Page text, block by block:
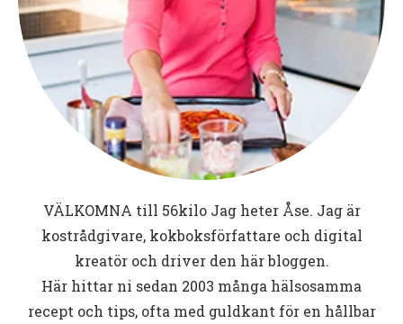
VÄLKOMNA till 56kiloJag heter Åse. Jag är
kostrådgivare, kokboksförfattare och digital
kreatör och driver den här bloggen.
Här hittar ni sedan 2003 många hälsosamma
recept och tips, ofta med guldkant för en hållbar